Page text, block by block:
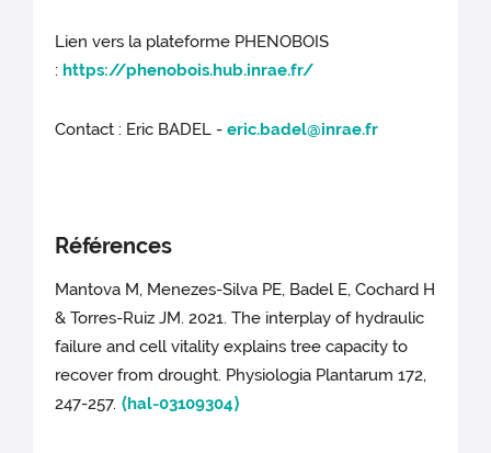
Lien vers la plateforme PHENOBOIS
: https://phenobois.hub.inrae.fr/
Contact : Eric BADEL -eric.badel@inrae.fr
Références
Mantova M, Menezes-Silva PE, Badel E, Cochard H
& Torres-Ruiz JM. 2021. The interplay of hydraulic
failure and cell vitality explains tree capacity to
recover from drought. Physiologia Plantarum 172,
247-257. ⟨hal-03109304⟩